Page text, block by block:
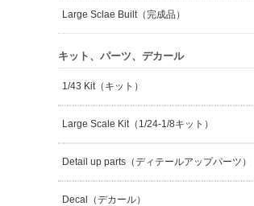
Large Sclae Built（完成品）
キット、パーツ、デカール
1/43 Kit（キット）
Large Scale Kit（1/24-1/8キット）
Detail up parts（ディテールアップパーツ）
Decal（デカール）